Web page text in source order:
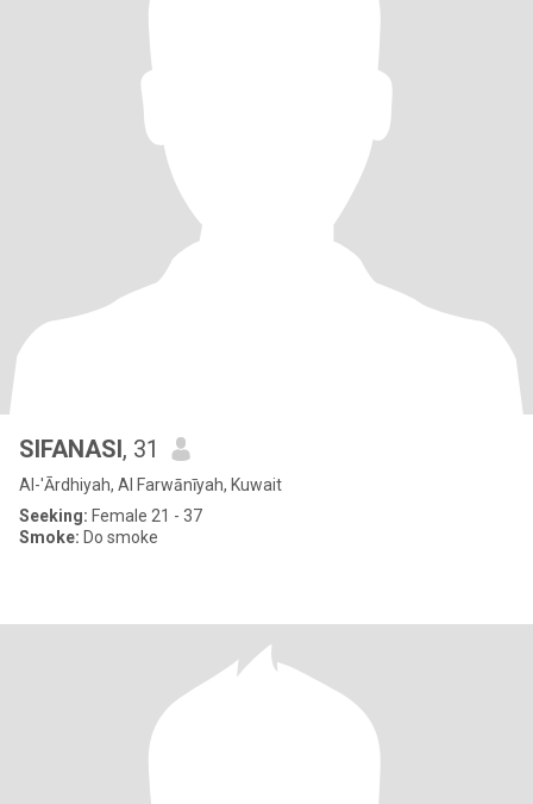
SIFANASI, 31
Al-'Ārdhiyah, Al Farwānīyah, Kuwait
Seeking: Female 21 - 37
Smoke: Do smoke